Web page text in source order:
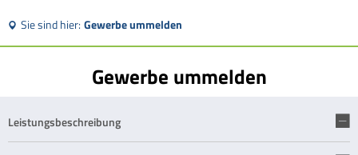
Sie sind hier: Gewerbe ummelden
Gewerbe ummelden
Leistungsbeschreibung